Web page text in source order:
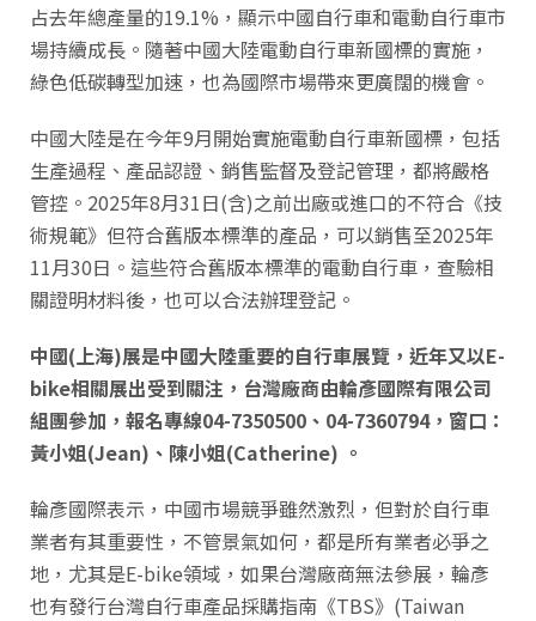
占去年總產量的19.1%，顯示中國自行車和電動自行車市
場持續成長。隨著中國大陸電動自行車新國標的實施，
綠色低碳轉型加速，也為國際市場帶來更廣闊的機會。
中國大陸是在今年9月開始實施電動自行車新國標，包括
生產過程、產品認證、銷售監督及登記管理，都將嚴格
管控。2025年8月31日(含)之前出廠或進口的不符合《技
術規範》但符合舊版本標準的產品，可以銷售至2025年
11月30日。這些符合舊版本標準的電動自行車，查驗相
關證明材料後，也可以合法辦理登記。
中國(上海)展是中國大陸重要的自行車展覽，近年又以E-
bike相關展出受到關注，台灣廠商由輪彥國際有限公司
組團參加，報名專線04-7350500、04-7360794，窗口：
黃小姐(Jean)、陳小姐(Catherine) 。
輪彥國際表示，中國市場競爭雖然激烈，但對於自行車
業者有其重要性，不管景氣如何，都是所有業者必爭之
地，尤其是E-bike領域，如果台灣廠商無法參展，輪彥
也有發行台灣自行車產品採購指南《TBS》(Taiwan